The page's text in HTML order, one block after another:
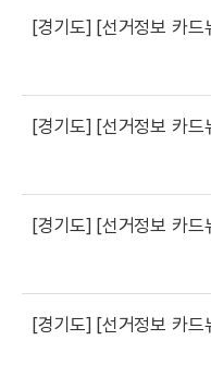
[경기도] [선거정보 카드
[경기도] [선거정보 카드
[경기도] [선거정보 카드뉴스]
[경기도] [선거정보 카드